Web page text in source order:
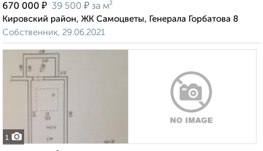
670 000 ₽ 39 500 ₽ за м²
Кировский район, ЖК Самоцветы, Генерала Горбатова 8
Собственник, 29.06.2021
1